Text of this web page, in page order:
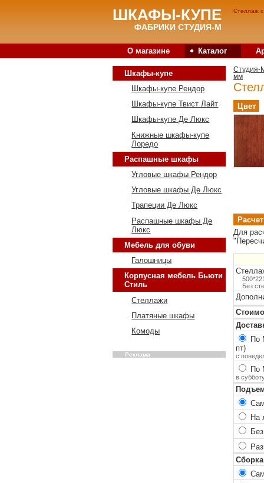
Стеллаж
ШКАФЫ-КУПЕ
ФАБРИКИ СТУДИЯ-М
О магазине • Каталог
Студия-
мм
Цвет
Для
Без
По
пт)
с
По
в
На
Сборка
Шкафы-купе
Шкафы-купе Рендор
Шкафы-купе Твист Лайт
Шкафы-купе Де Люкс
Книжные шкафы-купе
Лоредо
Распашные шкафы
Угловые шкафы Рендор
Угловые шкафы Де Люкс
Трапеции Де Люкс
Распашные шкафы Де
Люкс
Мебель для обуви
Галошницы
Корпусная мебель Бьюти
Стиль
Стеллажи
Платяные шкафы
Комоды
Реклама